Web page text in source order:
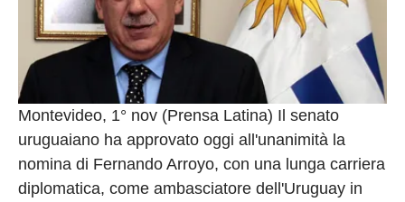
Montevideo, 1° nov (Prensa Latina) Il senato
uruguaiano ha approvato oggi all'unanimità la
nomina di Fernando Arroyo, con una lunga carriera
diplomatica, come ambasciatore dell'Uruguay in